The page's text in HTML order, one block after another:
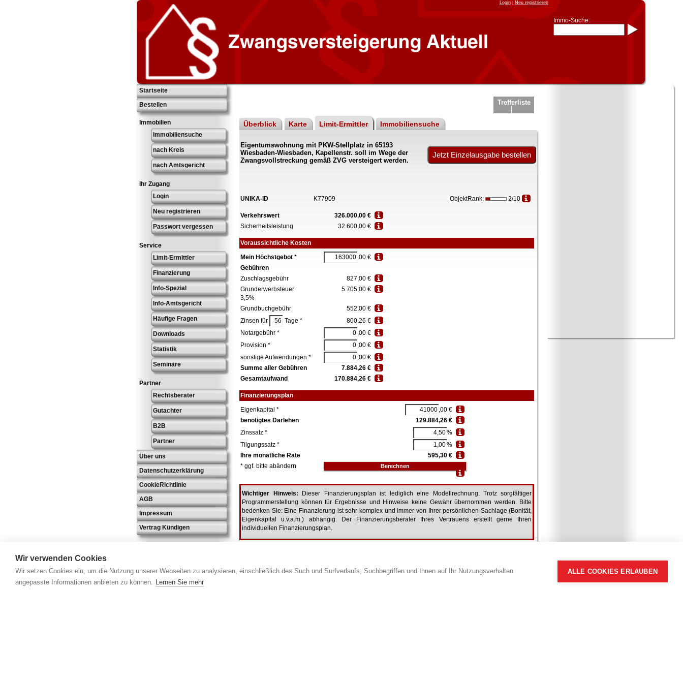
Wir verwenden Cookies
Wir setzen Cookies ein, um die Nutzung unserer Webseiten zu analysieren, einschließlich des Such und Surfverlaufs, Suchbegriffen und Ihnen auf Ihr Nutzungsverhalten
angepasste Informationen anbieten zu können. Lernen Sie mehr
ALLE COOKIES ERLAUBEN
Login| Neu registrieren
Immo-Suche:
Startseite
Bestellen
Immobilien
Immobiliensuche
nach Kreis
nach Amtsgericht
Ihr Zugang
Login
Neu registrieren
Passwort vergessen
Service
Limit-Ermittler
Finanzierung
Info-Spezial
Info-Amtsgericht
Häufige Fragen
Downloads
Statistik
Seminare
Partner
Rechtsberater
Gutachter
B2B
Partner
Über uns
Datenschutzerklärung
CookieRichtlinie
AGB
Impressum
Vertrag Kündigen
Trefferliste
Überblick Karte Limit-Ermittler Immobiliensuche
Eigentumswohnung mit PKW-Stellplatz in 65193
Wiesbaden-Wiesbaden, Kapellenstr. soll im Wege der
Zwangsvollstreckung gemäß ZVG versteigert werden.
UNIKA-ID K77909 ObjektRank: 2/10
Verkehrswert
326.000,00 €
Sicherheitsleistung
32.600,00 €
Voraussichtliche Kosten
Mein Höchstgebot *
,00 €
Gebühren
Zuschlagsgebühr
827,00 €
Grunderwerbsteuer
3,5%
5.705,00 €
Grundbuchgebühr
552,00 €
Zinsen für
Tage *
800,26 €
Notargebühr *
,00 €
Provision *
,00 €
sonstige Aufwendungen *
,00 €
Summe aller Gebühren
7.884,26 €
Gesamtaufwand
170.884,26 €
Finanzierungsplan
Eigenkapital *
,00 €
benötigtes Darlehen
129.884,26 €
Zinssatz *
%
Tilgungssatz *
%
Ihre monatliche Rate
595,30 €
* ggf. bitte abändern
Wichtiger Hinweis: Dieser Finanzierungsplan ist lediglich eine Modellrechnung. Trotz sorgfältiger
Programmerstellung können für Ergebnisse und Hinweise keine Gewähr übernommen werden. Bitte
bedenken Sie: Eine Finanzierung ist sehr komplex und immer von Ihrer persönlichen Sachlage (Bonität,
Eigenkapital u.v.a.m.) abhängig. Der Finanzierungsberater Ihres Vertrauens erstellt gerne Ihren
individuellen Finanzierungsplan.